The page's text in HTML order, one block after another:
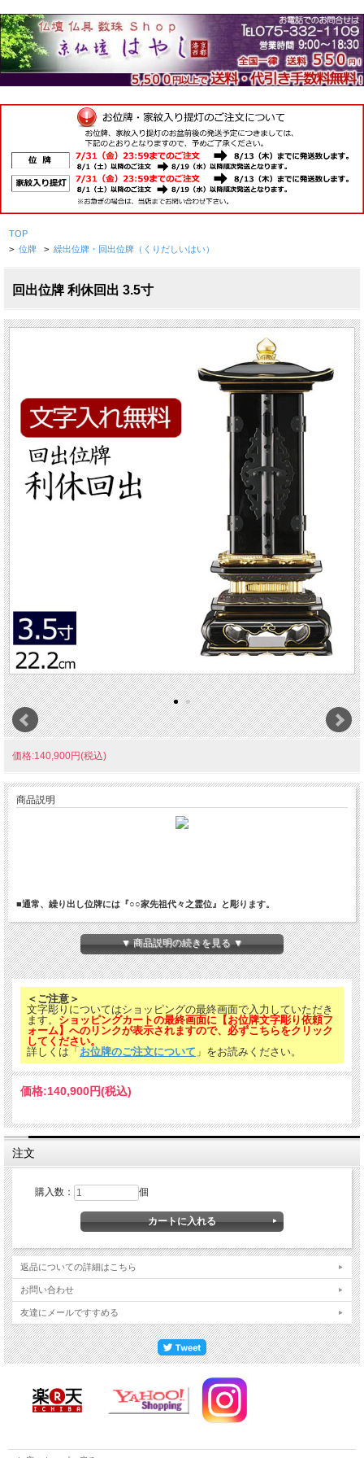
TOP
> 位牌 > 繰出位牌・回出位牌（くりだしいはい）
回出位牌 利休回出 3.5寸
価格:140,900円(税込)
商品説明
■通常、繰り出し位牌には『○○家先祖代々之霊位』と彫ります。
ご先祖様のお位牌を一つにまとめられコンパクトに収納できるお位牌です。
▼ 商品説明の続きを見る ▼
＜ご注意＞
文字彫りについてはショッピングの最終画面で入力していただき
ます。 ショッピングカートの最終画面に【お位牌文字彫り依頼フ
ォーム】へのリンクが表示されますので、必ずこちらをクリック
してください。
詳しくは「お位牌のご注文について 」をお読みください。
価格:140,900円(税込)
注文
購入数： 個
返品についての詳細はこちら
お問い合わせ
友達にメールですすめる